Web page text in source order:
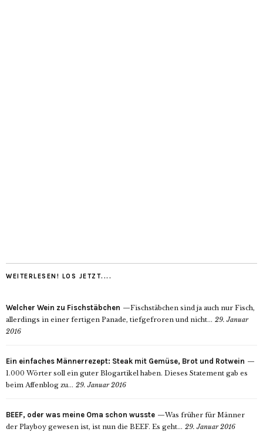
WEITERLESEN! LOS JETZT....
Welcher Wein zu Fischstäbchen
Fischstäbchen sind ja auch nur Fisch,
allerdings in einer fertigen Panade, tiefgefroren und nicht... 29. Januar
2016
Ein einfaches Männerrezept: Steak mit Gemüse, Brot und Rotwein
1.000 Wörter soll ein guter Blogartikel haben. Dieses Statement gab es
beim Affenblog zu... 29. Januar 2016
BEEF, oder was meine Oma schon wusste
Was früher für Männer
der Playboy gewesen ist, ist nun die BEEF. Es geht... 29. Januar 2016